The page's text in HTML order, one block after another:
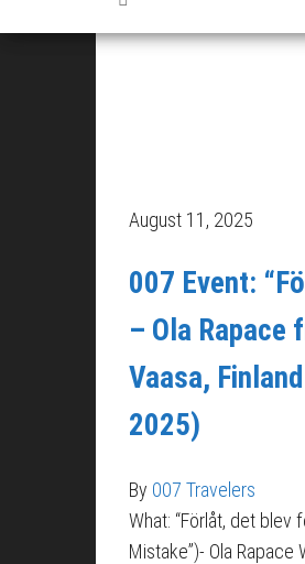
August 11, 2025
007 Event:
– Ola Rapace
Vaasa,
2025)
By 007 Travelers
What: “Förlåt, det blev
Mistake”)- Ola Rapace